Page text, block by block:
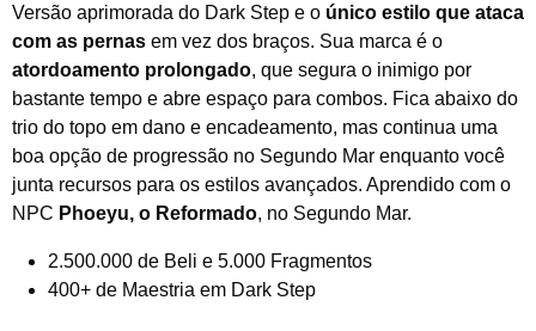
Versão aprimorada do Dark Step e o único estilo que ataca
com as pernas em vez dos braços. Sua marca é o
atordoamento prolongado, que segura o inimigo por
bastante tempo e abre espaço para combos. Fica abaixo do
trio do topo em dano e encadeamento, mas continua uma
boa opção de progressão no Segundo Mar enquanto você
junta recursos para os estilos avançados. Aprendido com o
NPC Phoeyu, o Reformado, no Segundo Mar.
2.500.000 de Beli e 5.000 Fragmentos
400+ de Maestria em Dark Step